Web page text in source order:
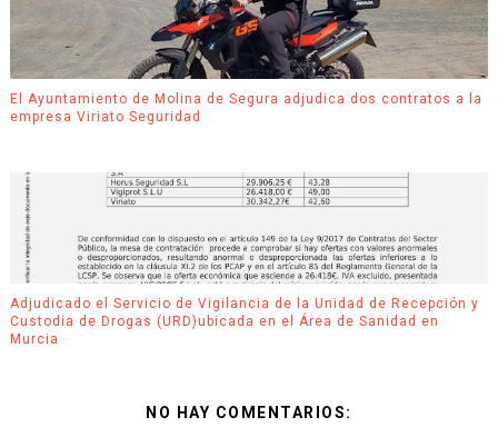
El Ayuntamiento de Molina de Segura adjudica dos contratos a la
empresa Viriato Seguridad
Adjudicado el Servicio de Vigilancia de la Unidad de Recepción y
Custodia de Drogas (URD)ubicada en el Área de Sanidad en
Murcia
NO HAY COMENTARIOS: